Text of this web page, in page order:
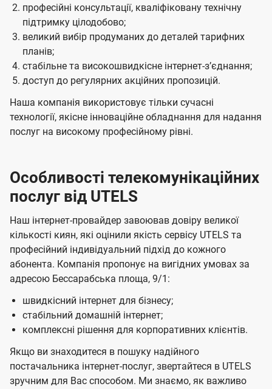
професійні консультації, кваліфіковану технічну
підтримку цілодобово;
великий вибір продуманих до деталей тарифних
планів;
стабільне та високошвидкісне інтернет-зʼєднання;
доступ до регулярних акційних пропозицій.
Наша компанія використовує тільки сучасні
технології, якісне інноваційне обладнання для надання
послуг на високому професійному рівні.
Особливості телекомунікаційних
послуг від UTELS
Наш інтернет-провайдер завоював довіру великої
кількості киян, які оцінили якість сервісу UTELS та
професійний індивідуальний підхід до кожного
абонента. Компанія пропонує на вигідних умовах за
адресою Бессарабська площа, 9/1:
швидкісний інтернет для бізнесу;
стабільний домашній інтернет;
комплексні рішення для корпоративних клієнтів.
Якщо ви знаходитеся в пошуку надійного
постачальника інтернет-послуг, звертайтеся в UTELS
зручним для Вас способом. Ми знаємо, як важливо